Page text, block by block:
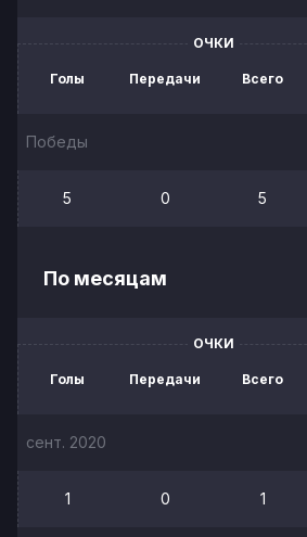
ОЧКИ
Голы Передачи Всего
Победы
5 0 5
По месяцам
ОЧКИ
Голы Передачи Всего
сент. 2020
1 0 1